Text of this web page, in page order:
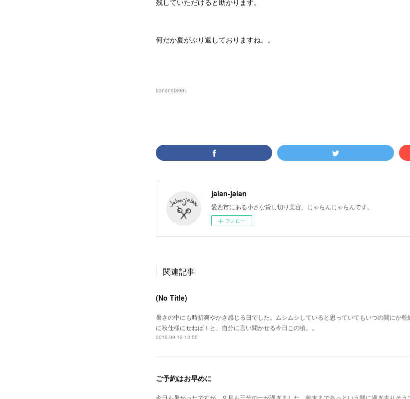
残していただけると助かります。
何だか夏がぶり返しておりますね。。
banana(890)
jalan-jalan
愛西市にある小さな貸し切り美容、じゃらんじゃらんです。
フォロー
関連記事
(No Title)
暑さの中にも時折爽やかさ感じる日でした。ムシムシしていると思っていてもいつの間にか
に秋仕様にせねば！と、自分に言い聞かせる今日この頃。。
2019.09.12 12:55
ご予約はお早めに
今日も暑かったですが、９月も三分の一が過ぎました。年末まであっという間に過ぎ去りそ